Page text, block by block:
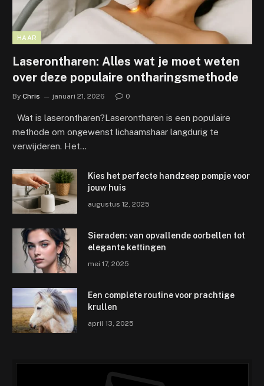
HAAR
Laserontharen: Alles wat je moet weten
over deze populaire ontharingsmethode
By Chris januari 21, 2026 0
Wat is laserontharen?Laserontharen is een populaire
methode om ongewenst lichaamshaar langdurig te
verwijderen. Het…
Kies het perfecte handzeep pompje voor
jouw huis
augustus 12, 2025
Sieraden: van opvallende oorbellen tot
elegante kettingen
mei 17, 2025
Een complete routine voor prachtige
krullen
april 13, 2025